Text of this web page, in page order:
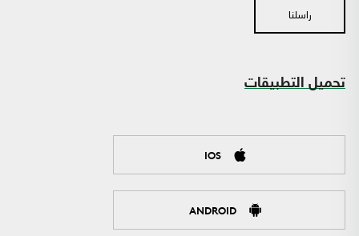
راسلنا
تحميل التطبيقات
IOS
ANDROID